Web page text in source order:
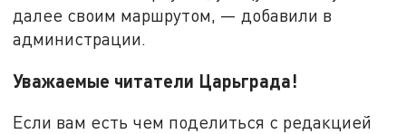
далее своим маршрутом, — добавили в
администрации.
Уважаемые читатели Царьграда!
Если вам есть чем поделиться с редакцией